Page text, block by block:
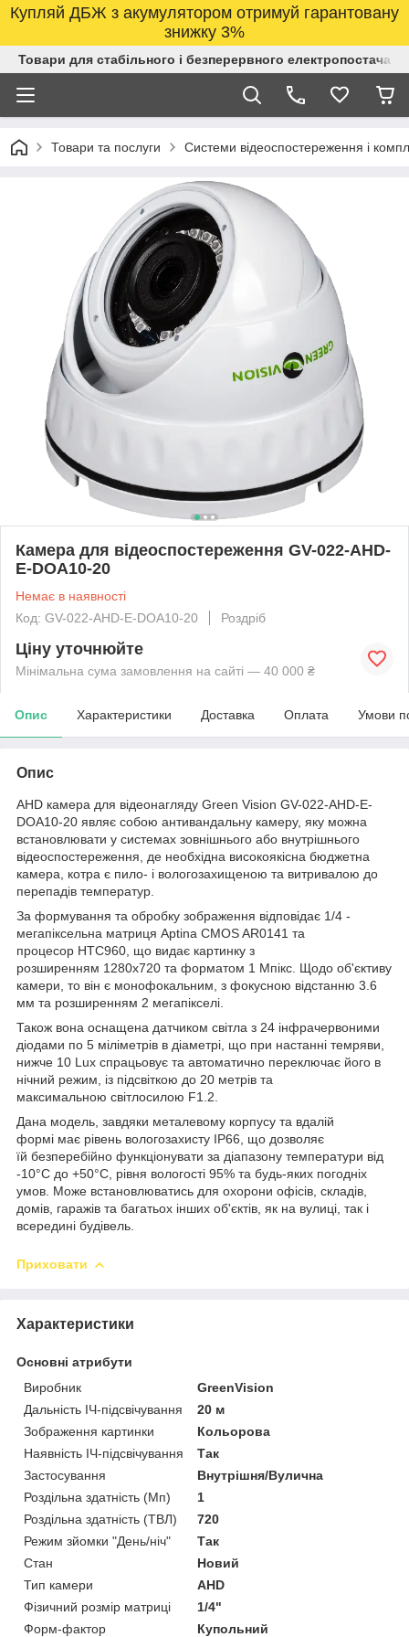
Купляй ДБЖ з акумулятором отримуй гарантовану
знижку 3%
Товари для стабільного і безперервного
Товари та послуги Системи відеоспостереження і
Камера для відеоспостереження GV-022-AHD-
E-DOA10-20
Немає в наявності
Код: GV-022-AHD-E-DOA10-20
Роздріб
Ціну уточнюйте
Мінімальна сума замовлення на сайті — 40 000 ₴
Опис Характеристики Доставка Оплата Умови
Опис
AHD камера для відеонагляду Green Vision GV-022-AHD-E-
DOA10-20 являє собою антивандальну камеру, яку можна
встановлювати у системах зовнішнього або внутрішнього
відеоспостереження, де необхідна високоякісна бюджетна
камера, котра є пило- і вологозахищеною та витривалою до
перепадів температур.
За формування та обробку зображення відповідає 1/4 -
мегапіксельна матриця Aptina CMOS AR0141 та
процесор HTC960, що видає картинку з
розширенням 1280x720 та форматом 1 Мпікс. Щодо об'єктиву
камери, то він є монофокальним, з фокусною відстанню 3.6
мм та розширенням 2 мегапікселі.
Також вона оснащена датчиком світла з 24 інфрачервоними
діодами по 5 міліметрів в діаметрі, що при настанні темряви,
нижче 10 Lux спрацьовує та автоматично переключає його в
нічний режим, із підсвіткою до 20 метрів та
максимальною світлосилою F1.2.
Дана модель, завдяки металевому корпусу та вдалій
формі має рівень вологозахисту ІР66, що дозволяє
їй безперебійно функціонувати за діапазону температури від
-10°C до +50°C, рівня вологості 95% та будь-яких погодніх
умов. Може встановлюватись для охорони офісів, складів,
домів, гаражів та багатьох інших об'єктів, як на вулиці, так і
всередині будівель.
Приховати
Характеристики
Основні атрибути
Виробник
GreenVision
Дальність ІЧ-підсвічування
20 м
Зображення картинки
Кольорова
Наявність ІЧ-підсвічування
Так
Застосування
Внутрішня/Вулична
Роздільна здатність (Мп)
1
Роздільна здатність (ТВЛ)
720
Режим зйомки "День/ніч"
Так
Стан
Новий
Тип камери
AHD
Фізичний розмір матриці
1/4"
Форм-фактор
Купольний